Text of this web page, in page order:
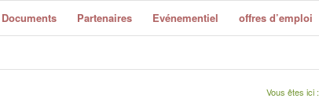
Documents Partenaires Evénementiel offres d’emploi
Vous êtes ici :